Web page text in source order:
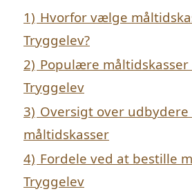
1) Hvorfor vælge
Tryggelev?
2) Populære
Tryggelev
3) Oversigt over udbydere
måltidskasser
4) Fordele ved at bestille
Tryggelev